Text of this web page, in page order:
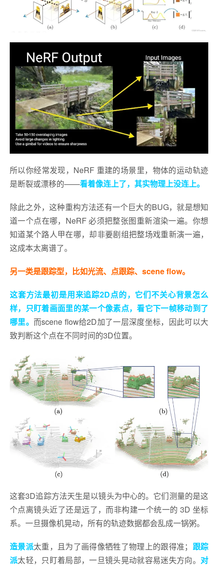
所以你经常发现，NeRF 重建的场景里，物体的运动轨迹
是断裂或漂移的——看着像连上了，其实物理上没连上。
除此之外，这种重构方法还有一个巨大的BUG，就是想知
道一个点在哪，NeRF 必须把整张图重新渲染一遍。你想
知道某个路人甲在哪，却非要剧组把整场戏重新演一遍，
这成本太离谱了。
另一类是跟踪型，比如光流、点跟踪、scene flow。
这套方法最初是用来追踪2D点的，它们不关心背景怎么
样，只盯着画面里的某一个像素点，看它下一帧移动到了
哪里。 而scene flow给2D加了一层深度坐标，因此可以大
致判断这个点在不同时间的3D位置。
这套3D追踪方法天生是以镜头为中心的。它们测量的是这
个点离镜头近了还是远了，而非构建一个统一的 3D 坐标
系。一旦摄像机晃动，所有的轨迹数据都会乱成一锅粥。
造景派太重，且为了画得像牺牲了物理上的跟得准； 跟踪
派太轻，只盯着局部，一旦镜头晃动就容易迷失方向。 对